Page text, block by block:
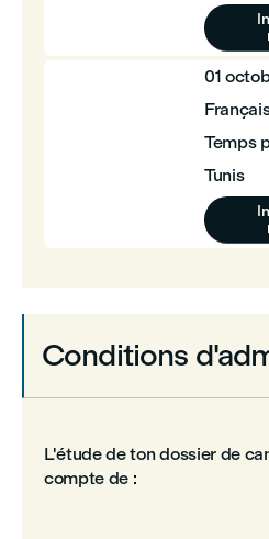
01
Temps
Tunis
Conditions
L'étude de ton dossier de
compte de :